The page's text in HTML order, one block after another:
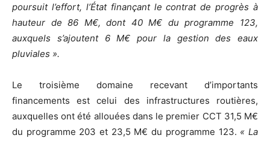
poursuit l’effort, l’État finançant le contrat de progrès à
hauteur de 86 M€, dont 40 M€ du programme 123,
auxquels s’ajoutent 6 M€ pour la gestion des eaux
pluviales ».
Le troisième domaine recevant d’importants
financements est celui des infrastructures routières,
auxquelles ont été allouées dans le premier CCT 31,5 M€
du programme 203 et 23,5 M€ du programme 123. « La